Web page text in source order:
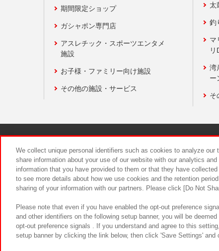
期間限定ショップ
ガシャポン専門店
アスレチック・スポーツエンタメ
施設
お子様・ファミリー向け施設
その他の施設・サービス
太
釣
マ
リ
湾
ー
そ
食品のご
We collect unique personal identifiers such as cookies to analyze
share information about your use of our website with our analytics
information that you have provided to them or that they have
to see more details about how we use cookies and the retention
sharing of your information with our partners. Please click [Do Not
Please note that even if you have enabled the opt-out preference
and other identifiers on the following setup banner, you will be
opt-out preference signals . If you understand and agree to this
setup banner by clicking the link below, then click 'Save Settings' and